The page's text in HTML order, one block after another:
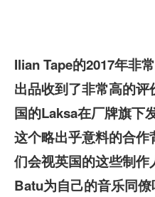
Ilian Tape的2017年非
出品收到了非常高的
国的Laksa在厂牌旗下
这个略出乎意料的合
们会视英国的这些制
Batu为自己的音乐同僚